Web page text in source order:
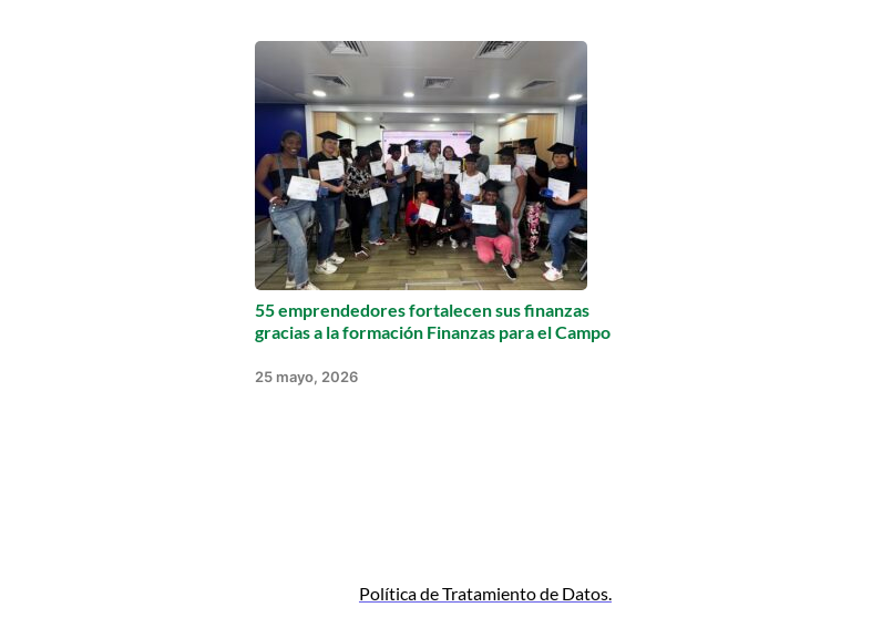
55 emprendedores fortalecen sus finanzas
gracias a la formación Finanzas para el Campo
25 mayo, 2026
Política de Tratamiento de Datos.